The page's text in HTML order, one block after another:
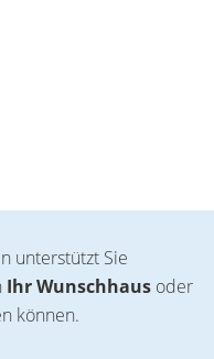
unterstützt Sie
Ihr Wunschhaus oder
können.